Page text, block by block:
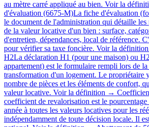
au mètre carré appliqué au bien. Voir la
d'évaluation (6675-M)La fiche d'évaluation
le document de l'administration qui détaille les
de la valeur locative d'un bien : surface,
d'entretien, dépendances, local de référence.
pour vérifier sa taxe foncière. Voir la
H2La déclaration H1 (pour une maison) ou
appartement) est le formulaire rempli lors de
transformation d'un logement. Le propriétaire
nombre de pièces et les éléments de confort,
valeur locative. Voir la définition →
coefficient de revalorisation est le
année à toutes les valeurs locatives pour les
indépendamment de toute décision locale. Il